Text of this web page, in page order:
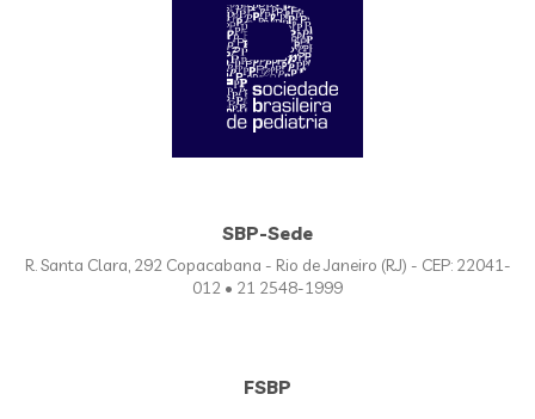
SBP-Sede
R. Santa Clara, 292 Copacabana - Rio de Janeiro (RJ) - CEP: 22041-
012 • 21 2548-1999
FSBP